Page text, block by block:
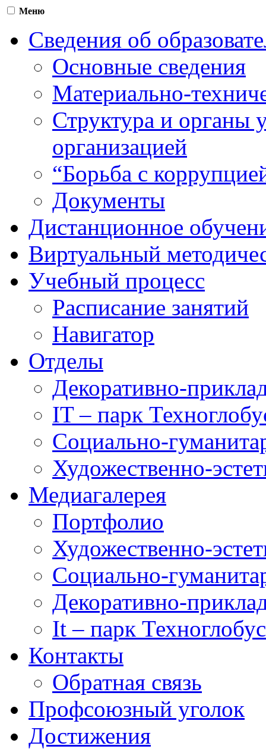
Меню
Сведения об
Основные сведения
Материально-
Структура и органы
организацией
“Борьба с
Документы
Дистанционное
Виртуальный
Учебный процесс
Расписание занятий
Навигатор
Отделы
Декоративно-
IT – парк
Социально-
Художественно-
Медиагалерея
Портфолио
Художественно-
Социально-
Декоративно-
It – парк Техноглобус
Контакты
Обратная связь
Профсоюзный уголок
Достижения